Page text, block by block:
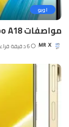
اوبو
مواصفات Oppo A18
Posted
MR X 6 دقيقة قراءة